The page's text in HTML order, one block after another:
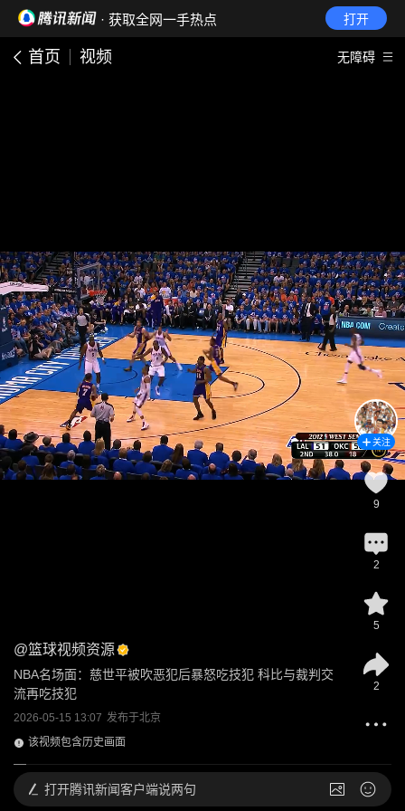
· 获取全网一手热点 打开
首页 视频 无障碍
@篮球视频资源
NBA名场面：慈世平被吹恶犯后暴怒吃技犯 科比与裁判交
流再吃技犯
2026-05-15 13:07 发布于北京
该视频包含历史画面
关注
9
2
5
2
打开腾讯新闻客户端说两句